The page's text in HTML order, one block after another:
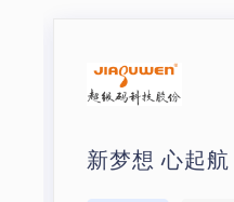
新梦想 心起